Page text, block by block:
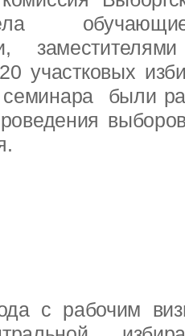
участковых
были
с рабочим